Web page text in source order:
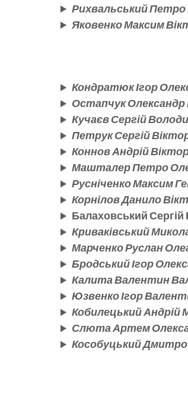
Рихвальський
Яковенко Максим
Кондратюк Ігор
Остапчук
Кучаєв Сергій
Петрук Сергій
Коннов Андрій
Машталер Петро
Русніченко Максим
Корнілов Данило
Балаховський Сергій
Криваківський
Марченко Руслан
Бродський Ігор
Калита Валентин
Юзвенко Ігор
Кобилецький Андрій
Слюта Артем
Кособуцький